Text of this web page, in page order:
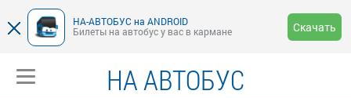
НА-АВТОБУС на ANDROID
Билеты на автобус у вас в кармане
Скачать
НА АВТОБУС